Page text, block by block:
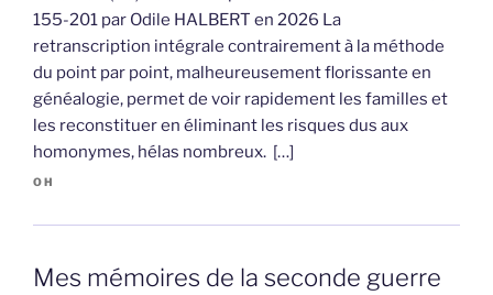
155-201 par Odile HALBERT en 2026 La
retranscription intégrale contrairement à la méthode
du point par point, malheureusement florissante en
généalogie, permet de voir rapidement les familles et
les reconstituer en éliminant les risques dus aux
homonymes, hélas nombreux. […]
OH
Mes mémoires de la seconde guerre